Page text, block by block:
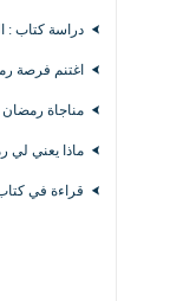
دراسة كتاب :
اغتنم فرصة رمضان
مناجاة رمضان
ماذا يعني لي
قراءة في كتاب :